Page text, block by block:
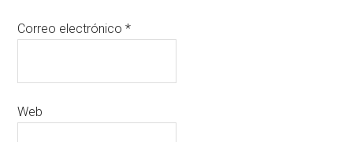
Correo electrónico*
Web